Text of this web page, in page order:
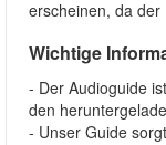
erscheinen, da
Wichtige
- Der Audioguide
den
- Unser Guide